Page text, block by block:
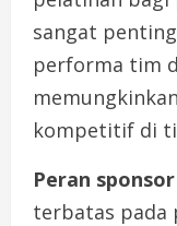
sangat
performa tim
kompetitif di
Peran
terbatas pada